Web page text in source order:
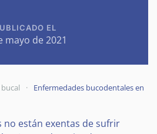
EL
mayo de 2021
Enfermedades bucodentales en
no están exentas de sufrir